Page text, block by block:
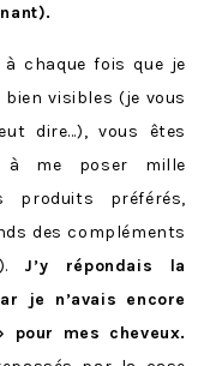
chaque fois que je
visibles (je vous
dire…), vous êtes
à me poser mille
produits préférés,
des compléments
J’y répondais la
je n’avais encore
mes cheveux.